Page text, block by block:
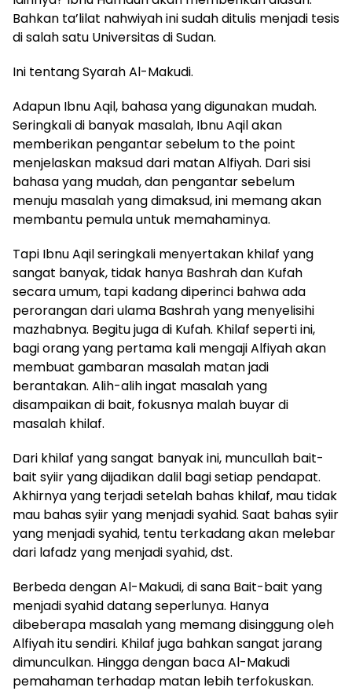
Bahkan ta’lilat nahwiyah ini sudah ditulis menjadi tesis
di salah satu Universitas di Sudan.
Ini tentang Syarah Al-Makudi.
Adapun Ibnu Aqil, bahasa yang digunakan mudah.
Seringkali di banyak masalah, Ibnu Aqil akan
memberikan pengantar sebelum to the point
menjelaskan maksud dari matan Alfiyah. Dari sisi
bahasa yang mudah, dan pengantar sebelum
menuju masalah yang dimaksud, ini memang akan
membantu pemula untuk memahaminya.
Tapi Ibnu Aqil seringkali menyertakan khilaf yang
sangat banyak, tidak hanya Bashrah dan Kufah
secara umum, tapi kadang diperinci bahwa ada
perorangan dari ulama Bashrah yang menyelisihi
mazhabnya. Begitu juga di Kufah. Khilaf seperti ini,
bagi orang yang pertama kali mengaji Alfiyah akan
membuat gambaran masalah matan jadi
berantakan. Alih-alih ingat masalah yang
disampaikan di bait, fokusnya malah buyar di
masalah khilaf.
Dari khilaf yang sangat banyak ini, muncullah bait-
bait syiir yang dijadikan dalil bagi setiap pendapat.
Akhirnya yang terjadi setelah bahas khilaf, mau tidak
mau bahas syiir yang menjadi syahid. Saat bahas syiir
yang menjadi syahid, tentu terkadang akan melebar
dari lafadz yang menjadi syahid, dst.
Berbeda dengan Al-Makudi, di sana Bait-bait yang
menjadi syahid datang seperlunya. Hanya
dibeberapa masalah yang memang disinggung oleh
Alfiyah itu sendiri. Khilaf juga bahkan sangat jarang
dimunculkan. Hingga dengan baca Al-Makudi
pemahaman terhadap matan lebih terfokuskan.